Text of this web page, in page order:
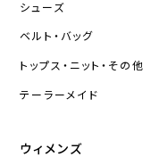
シューズ
ベルト・バッグ
トップス・ニット・その他
テーラーメイド
ウィメンズ